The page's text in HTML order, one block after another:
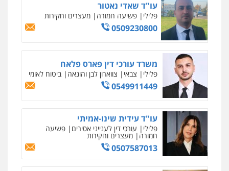
סלימאן אבו שעירה – משרד עורכי דין
פלילי בטחוני צבאי נזיקין
0547780927
עו"ד אסף גונן
פלילי פשע חמור תעבורה צבא מעצרים
וחקירות
0542255161
גל דהן – משרד עורך דין פלילי
פלילי פשיעה חמורה סמים מעצרים
וחקירות
0544723840